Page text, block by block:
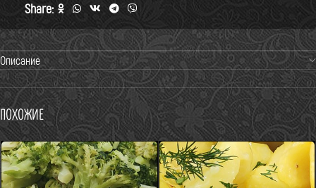
Share:
Описание
Похожие